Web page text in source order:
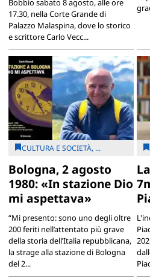
Bobbio sabato 8 agosto, alle ore
17.30, nella Corte Grande di
Palazzo Malaspina, dove lo storico
e scrittore Carlo Vecc...
CULTURA E SOCIETÀ, ...
Bologna, 2 agosto
1980: «In stazione Dio
mi aspettava»
“Mi presento: sono uno degli oltre
200 feriti nell’attentato più grave
della storia dell’Italia repubblicana,
la strage alla stazione di Bologna
del 2...